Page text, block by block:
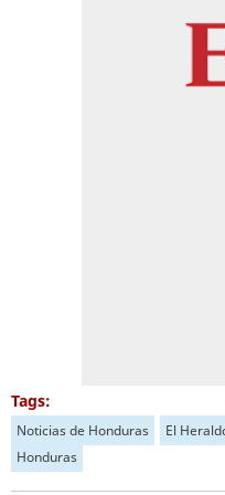
Tags:
Noticias de Honduras El
Honduras